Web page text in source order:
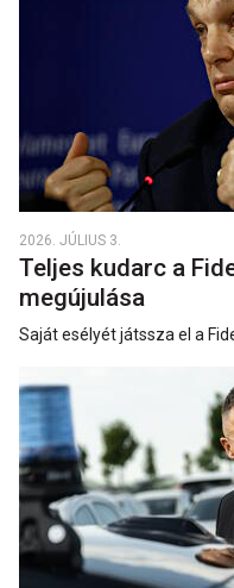
2026. JÚLIUS 3.
Teljes kudarc a
megújulása
Saját esélyét játssza el a